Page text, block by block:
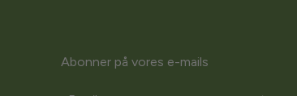
Abonner på vores e-mails